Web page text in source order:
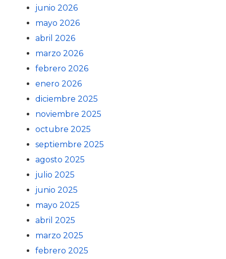
junio 2026
mayo 2026
abril 2026
marzo 2026
febrero 2026
enero 2026
diciembre 2025
noviembre 2025
octubre 2025
septiembre 2025
agosto 2025
julio 2025
junio 2025
mayo 2025
abril 2025
marzo 2025
febrero 2025